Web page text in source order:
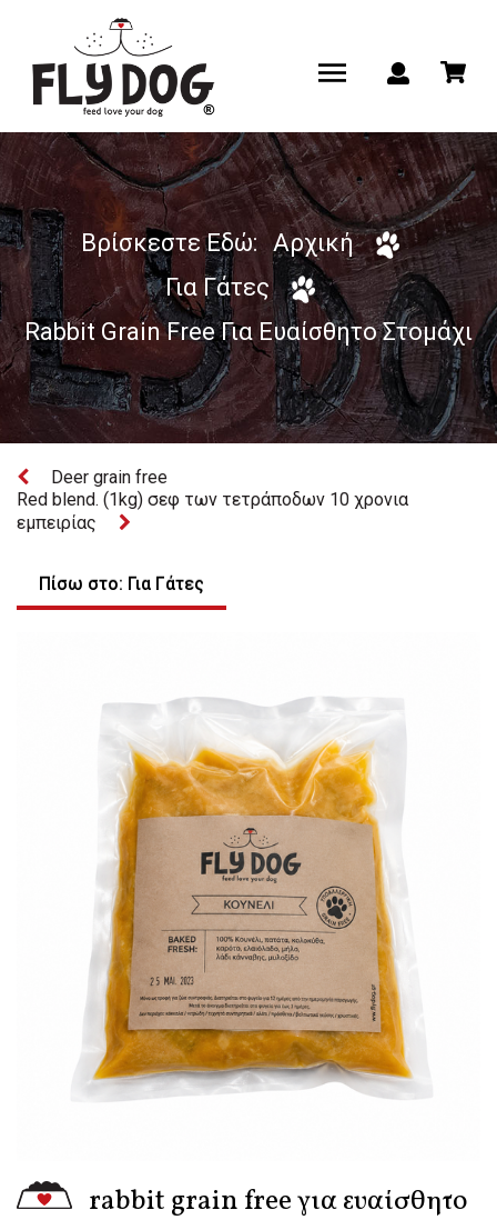
Βρίσκεστε Εδώ: Αρχική
Για Γάτες
Rabbit Grain Free Για Ευαίσθητο Στομάχι
Deer grain free
Red blend. (1kg) σεφ των τετράποδων 10 χρονια
εμπειρίας
Πίσω στο: Για Γάτες
rabbit grain free για ευαίσθητο